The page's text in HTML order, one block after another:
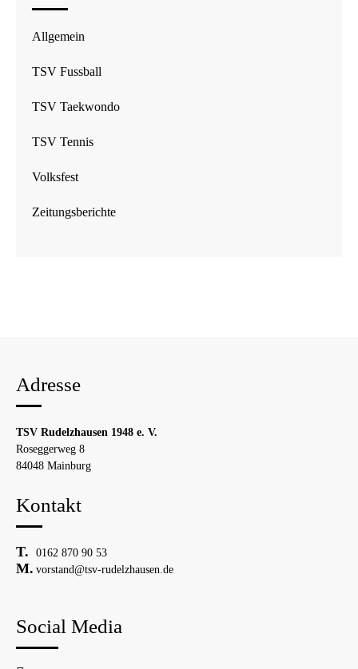
Allgemein
TSV Fussball
TSV Taekwondo
TSV Tennis
Volksfest
Zeitungsberichte
Adresse
TSV Rudelzhausen 1948 e. V.
Roseggerweg 8
84048 Mainburg
Kontakt
0162 870 90 53
vorstand@tsv-rudelzhausen.de
Social Media